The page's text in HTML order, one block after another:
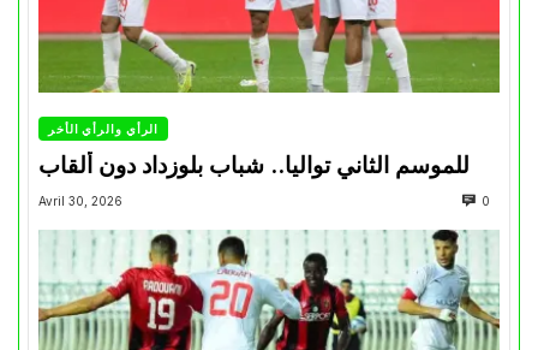
الرأي والرأي الأخر
للموسم الثاني تواليا.. شباب بلوزداد دون ألقاب
Avril 30, 2026 0